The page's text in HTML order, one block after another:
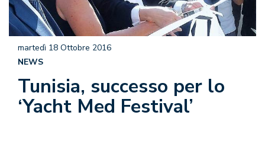
Tunisia, successo per lo
‘Yacht Med Festival’
martedì 18 Ottobre 2016
NEWS